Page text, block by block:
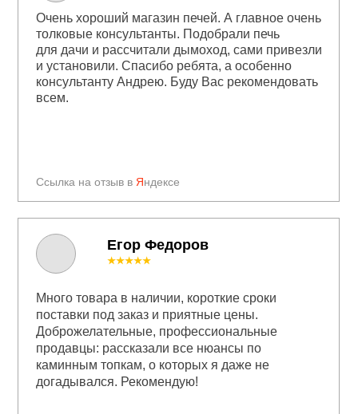
Ссылка на отзыв в Яндексе
Очень хороший магазин печей. А главное очень
толковые консультанты. Подобрали печь
для дачи и рассчитали дымоход, сами привезли
и установили. Спасибо ребята, а особенно
консультанту Андрею. Буду Вас рекомендовать
всем.
Егор Федоров
★★★★★
Много товара в наличии, короткие сроки
поставки под заказ и приятные цены.
Доброжелательные, профессиональные
продавцы: рассказали все нюансы по
каминным топкам, о которых я даже не
догадывался. Рекомендую!